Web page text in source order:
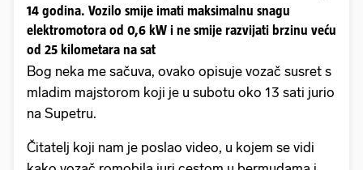
14 godina. Vozilo smije imati maksimalnu snagu
elektromotora od 0,6 kW i ne smije razvijati brzinu veću
od 25 kilometara na sat
Bog neka me sačuva, ovako opisuje vozač susret s
mladim majstorom koji je u subotu oko 13 sati jurio
na Supetru.
Čitatelj koji nam je poslao video, u kojem se vidi